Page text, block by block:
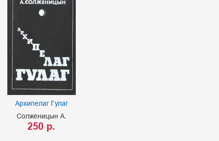
Архипелаг Гулаг
Солженицын А.
250 р.